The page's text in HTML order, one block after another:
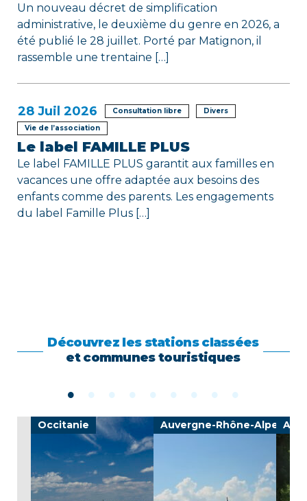
Un nouveau décret de simplification
administrative, le deuxième du genre en 2026, a
été publié le 28 juillet. Porté par Matignon, il
rassemble une trentaine […]
28 Juil 2026 Consultation libre
Divers
Vie de l’association
Le label FAMILLE PLUS
Le label FAMILLE PLUS garantit aux familles en
vacances une offre adaptée aux besoins des
enfants comme des parents. Les engagements
du label Famille Plus […]
Découvrez les stations classées
et communes touristiques
Occitanie Auvergne-Rhône-Alpes